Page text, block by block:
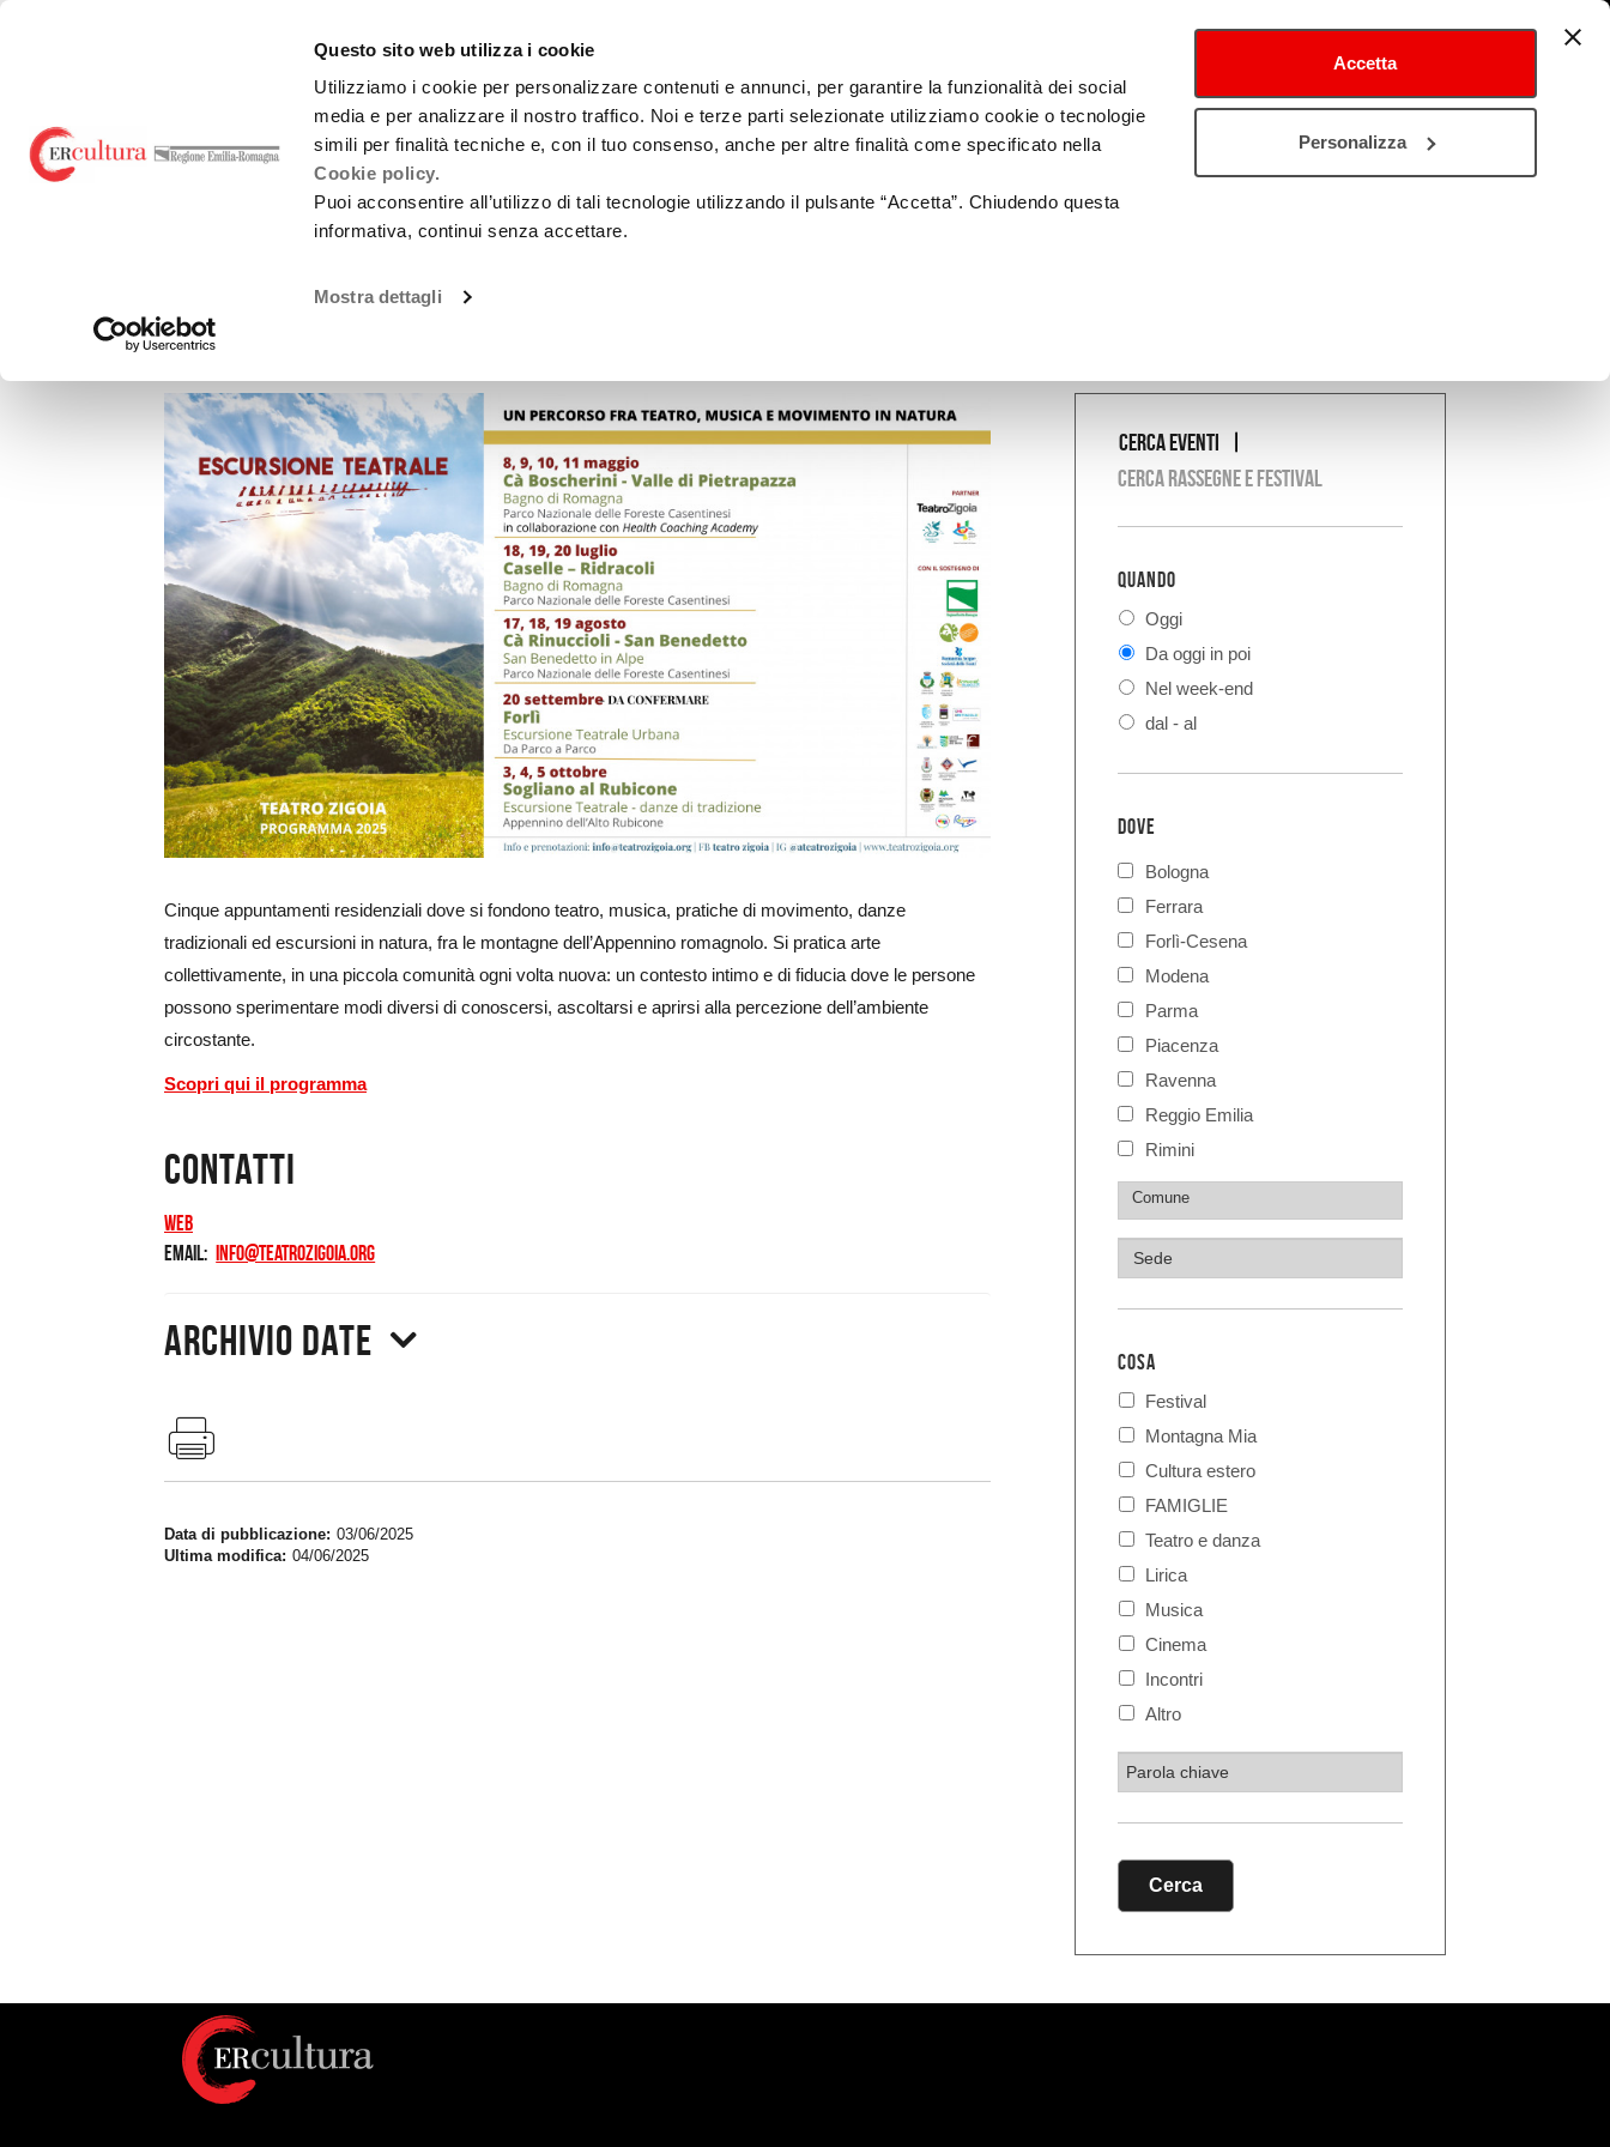
Questo sito web utilizza i cookie
Utilizziamo i cookie per personalizzare contenuti e annunci, per garantire la funzionalità dei social
media e per analizzare il nostro traffico. Noi e terze parti selezionate utilizziamo cookie o tecnologie
simili per finalità tecniche e, con il tuo consenso, anche per altre finalità come specificato nella
Cookie policy.
Puoi acconsentire all’utilizzo di tali tecnologie utilizzando il pulsante “Accetta”. Chiudendo questa
informativa, continui senza accettare.
Mostra dettagli
Accetta
Personalizza
Torna
Cerca
Salta
Salta
emiliaromagnacultura/cartellone
Teatro e danza Lirica Musica Cinema Festival Cultura estero
cura
Cultura
Paesaggio
Escursione Teatrale 2025
Cinque appuntamenti residenziali dove si fondono teatro, musica, pratiche di movimento, danze
tradizionali ed escursioni in natura, fra le montagne dell’Appennino romagnolo. Si pratica arte
collettivamente, in una piccola comunità ogni volta nuova: un contesto intimo e di fiducia dove le persone
possono sperimentare modi diversi di conoscersi, ascoltarsi e aprirsi alla percezione dell’ambiente
circostante.
Scopri qui il programma
Contatti
Web
Email info@teatrozigoia.org
Archivio date
Data di pubblicazione
03/06/2025
Ultima modifica
04/06/2025
COSA
Cerca eventi
Cerca rassegne e festival
QUANDO
Oggi
Da oggi in poi
Nel week-end
dal - al
DOVE
Bologna
Ferrara
Forlì-Cesena
Modena
Parma
Piacenza
Ravenna
Reggio Emilia
Rimini
COSA
Festival
Montagna Mia
Cultura estero
FAMIGLIE
Teatro e danza
Lirica
Musica
Cinema
Incontri
Altro
Cerca